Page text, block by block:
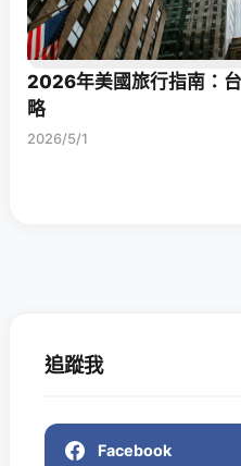
2026年美國旅行指南：
略
2026/5/1
追蹤我
Facebook